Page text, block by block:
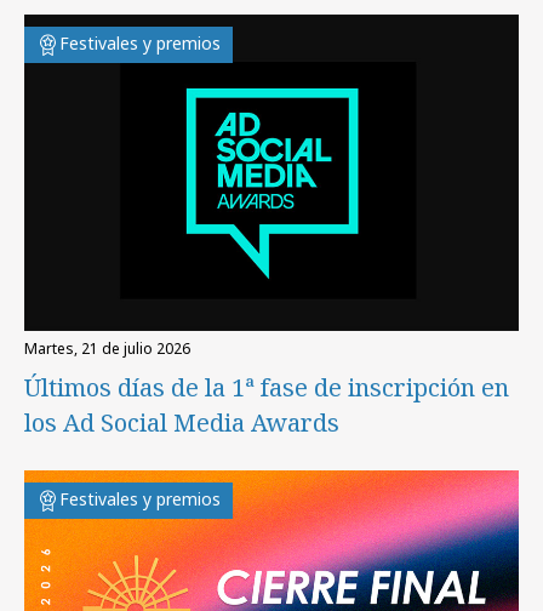
Festivales y premios
martes, 21 de julio 2026
Últimos días de la 1ª fase de inscripción en
los Ad Social Media Awards
Festivales y premios